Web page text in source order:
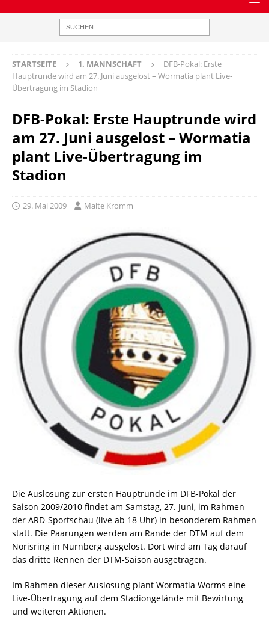
STARTSEITE 1. MANNSCHAFT
DFB-Pokal: Erste
Hauptrunde wird am 27. Juni ausgelost – Wormatia plant Live-
Übertragung im Stadion
DFB-Pokal: Erste Hauptrunde wird
am 27. Juni ausgelost – Wormatia
plant Live-Übertragung im
Stadion
29. Mai 2009 Malte Kromm
Die Auslosung zur ersten Hauptrunde im DFB-Pokal der
Saison 2009/2010 findet am Samstag, 27. Juni, im Rahmen
der ARD-Sportschau (live ab 18 Uhr) in besonderem Rahmen
statt. Die Paarungen werden am Rande der DTM auf dem
Norisring in Nürnberg ausgelost. Dort wird am Tag darauf
das dritte Rennen der DTM-Saison ausgetragen.
Im Rahmen dieser Auslosung plant Wormatia Worms eine
Live-Übertragung auf dem Stadiongelände mit Bewirtung
und weiteren Aktionen.